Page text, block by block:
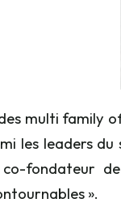
multi family
les leaders du
fondateur
».